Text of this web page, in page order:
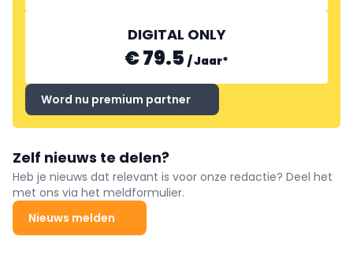
DIGITAL ONLY
€ 79.5 /Jaar*
Word nu premium partner
Zelf nieuws te delen?
Heb je nieuws dat relevant is voor onze redactie? Deel het
met ons via het meldformulier.
Nieuws melden